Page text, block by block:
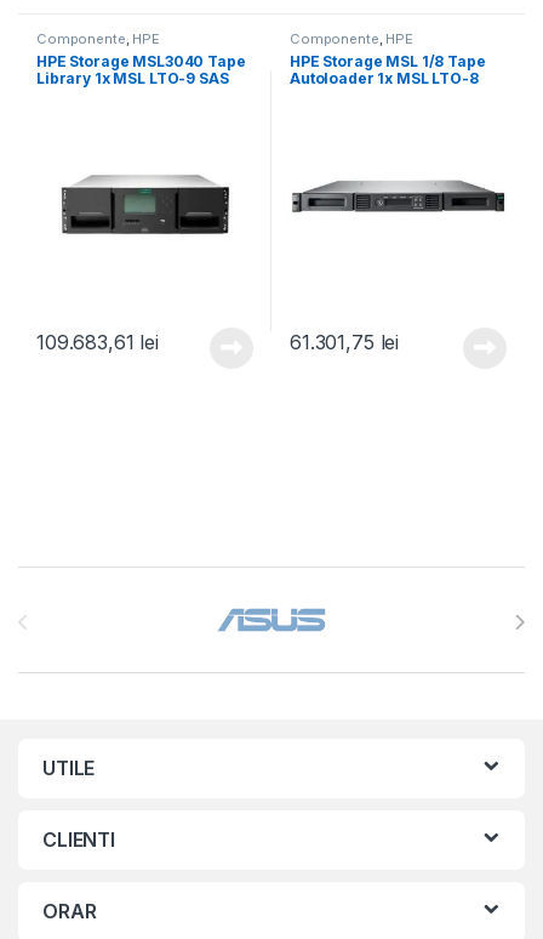
Componente HPE
HPE Storage MSL3040 Tape
Library 1x MSL LTO-9 SAS
109.683,61 lei
Componente HPE
HPE Storage MSL 1/8 Tape
Autoloader 1x MSL LTO-8
61.301,75 lei
UTILE
CLIENTI
ORAR